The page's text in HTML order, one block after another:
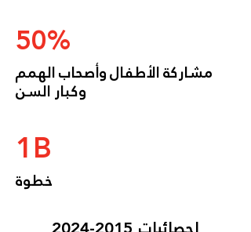
50%
مشاركة الأطفال وأصحاب الهمم
وكبار السن
1B
خطوة